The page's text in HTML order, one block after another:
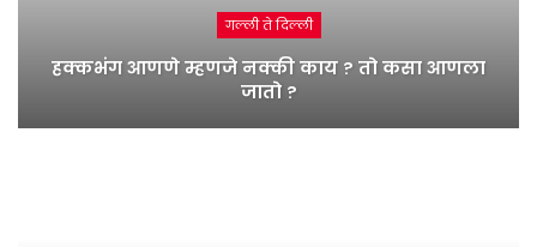
गल्ली ते दिल्ली
हक्कभंग आणणे म्हणजे नक्की काय ? तो कसा आणला
जातो ?